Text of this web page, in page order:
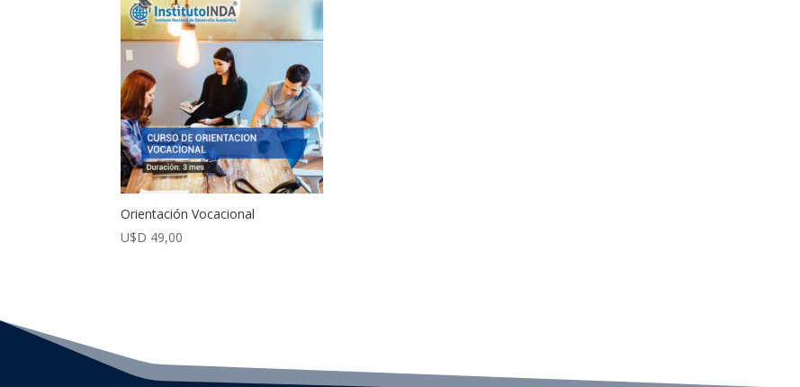
Orientación Vocacional
U$D 49,00